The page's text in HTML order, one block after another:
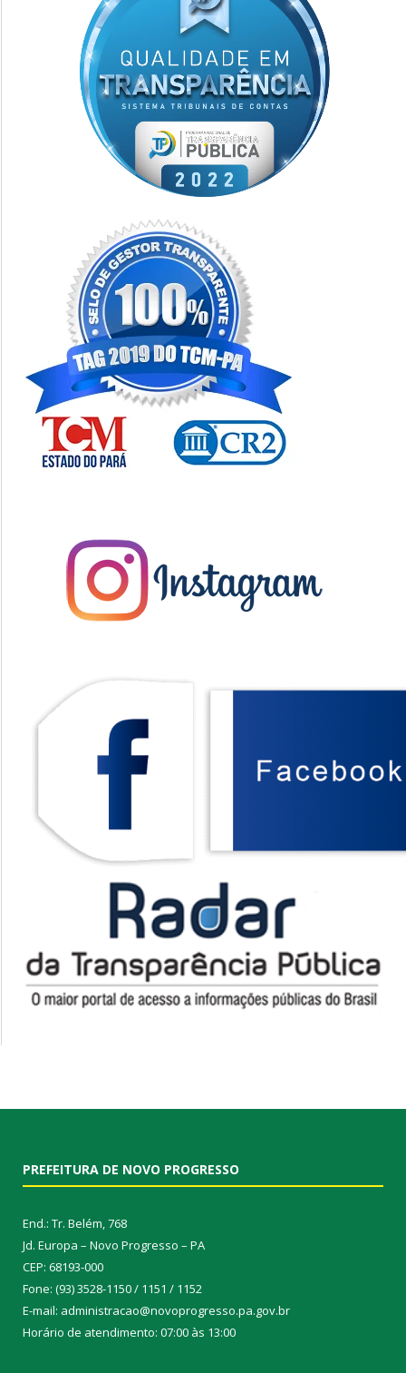
PREFEITURA DE NOVO PROGRESSO
End.: Tr. Belém, 768
Jd. Europa – Novo Progresso – PA
CEP: 68193-000
Fone: (93) 3528-1150 / 1151 / 1152
E-mail: administracao@novoprogresso.pa.gov.br
Horário de atendimento: 07:00 às 13:00